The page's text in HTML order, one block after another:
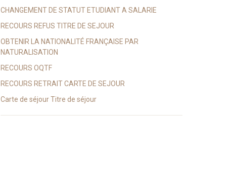
CHANGEMENT DE STATUT ETUDIANT A SALARIE
RECOURS REFUS TITRE DE SEJOUR
OBTENIR LA NATIONALITÉ FRANÇAISE PAR
NATURALISATION
RECOURS OQTF
RECOURS RETRAIT CARTE DE SEJOUR
Carte de séjour Titre de séjour